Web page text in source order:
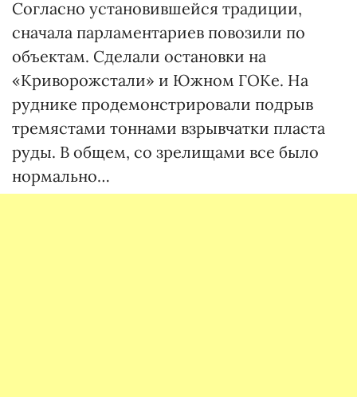
Согласно установившейся традиции,
сначала парламентариев повозили по
объектам. Сделали остановки на
«Криворожстали» и Южном ГОКе. На
руднике продемонстрировали подрыв
тремястами тоннами взрывчатки пласта
руды. В общем, со зрелищами все было
нормально…